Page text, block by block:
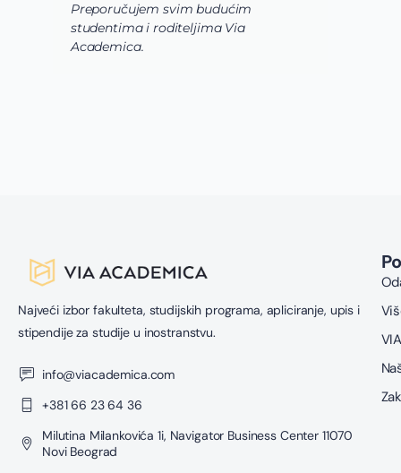
Preporučujem svim budućim
studentima i roditeljima Via
Academica.
Najveći izbor fakulteta, studijskih programa, apliciranje, upis i
stipendije za studije u inostranstvu.
info@viacademica.com
+381 66 23 64 36
Milutina Milankovića 1i, Navigator Business Center 11070
Novi Beograd